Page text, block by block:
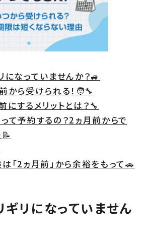
になっていませんか？🚙
から受けられる！🧑‍🔧
にするメリットとは？🔧
て予約するの？2ヵ月前からで
「2ヵ月前」から余裕をもって🚗
ギリになっていません